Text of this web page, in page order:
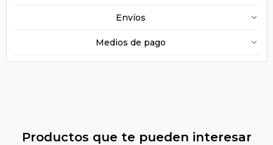
Envíos
Medios de pago
Productos que te pueden interesar